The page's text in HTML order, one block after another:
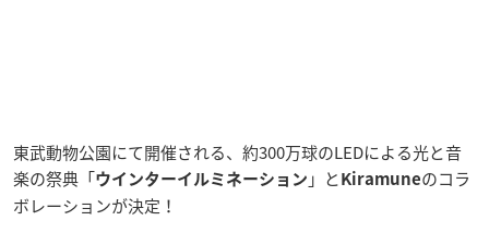
東武動物公園にて開催される、約300万球のLEDによる光と音
楽の祭典「ウインターイルミネーション 」と Kiramuneのコラ
ボレーションが決定！